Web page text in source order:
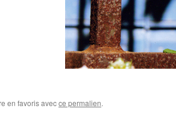
en favoris avecce permalien.